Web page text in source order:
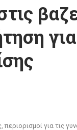
για τις